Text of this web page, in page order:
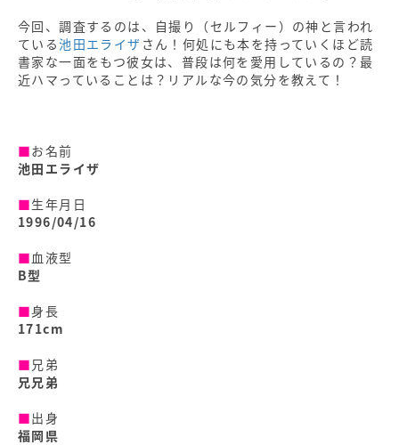
今回、調査するのは、自撮り（セルフィー）の神と言われ
ている池田エライザ さん！何処にも本を持っていくほど読
書家な一面をもつ彼女は、普段は何を愛用しているの？最
近ハマっていることは？リアルな今の気分を教えて！
■お名前
池田エライザ
■生年月日
1996/04/16
■ 血液型
B型
■身長
171cm
■ 兄弟
兄兄弟
■出身
福岡県